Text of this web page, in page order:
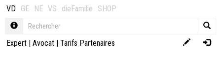
VD GE NE VS dieFamilie SHOP
Expert | Avocat | Tarifs Partenaires